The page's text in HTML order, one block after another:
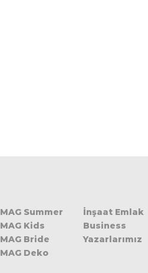
MAG Summer
MAG Kids
MAG Bride
MAG Deko
İnşaat Emlak
Business
Yazarlarımız